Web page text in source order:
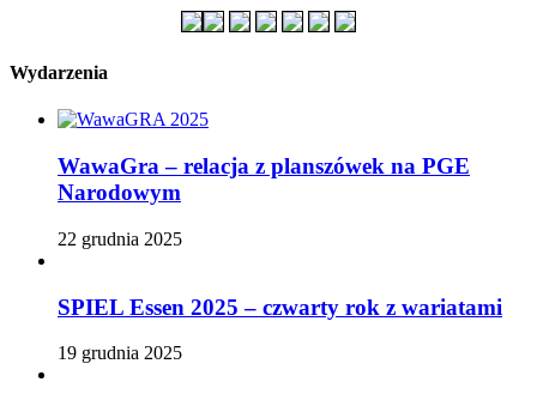
Wydarzenia
WawaGra – relacja z planszówek na PGE
Narodowym
22 grudnia 2025
SPIEL Essen 2025 – czwarty rok z wariatami
19 grudnia 2025